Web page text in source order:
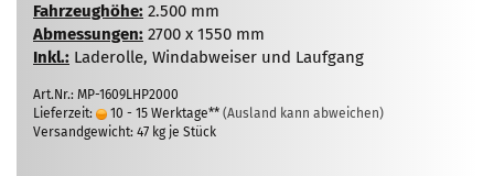
Fahrzeughöhe: 2.500 mm
Abmessungen: 2700 x 1550 mm
Inkl.: Laderolle, Windabweiser und Laufgang
Art.Nr.: MP-1609LHP2000
Lieferzeit:
10 - 15 Werktage** (Ausland kann abweichen)
Versandgewicht: 47 kg je Stück